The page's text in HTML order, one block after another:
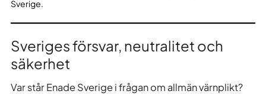
Sverige.
Sveriges försvar, neutralitet och
säkerhet
Var står Enade Sverige i frågan om allmän värnplikt?